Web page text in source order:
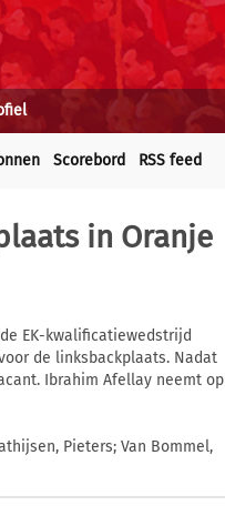
Scorebord RSS feed
in Oranje
EK-kwalificatiewedstrijd
de linksbackplaats. Nadat
Ibrahim Afellay neemt op
Pieters; Van Bommel,